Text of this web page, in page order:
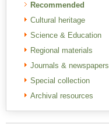
Recommended
Cultural heritage
Science & Education
Regional materials
Journals & newspapers
Special collection
Archival resources